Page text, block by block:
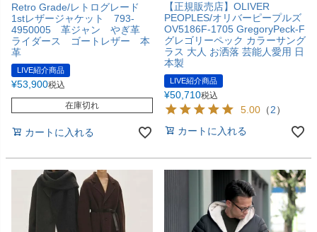
Retro Grade/レトログレード
1stレザージャケット 793-
4950005 革ジャン やぎ革
ライダース ゴートレザー 本
革
LIVE紹介商品
¥53,900税込
在庫切れ
カートに入れる
【正規販売店】OLIVER
PEOPLES/オリバーピープルズ
OV5186F-1705 GregoryPeck-F
グレゴリーペック カラーサング
ラス 大人 お洒落 芸能人愛用 日
本製
LIVE紹介商品
¥50,710税込
5.00 （2）
カートに入れる